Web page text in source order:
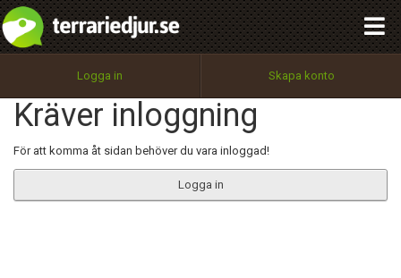
Logga in Skapa konto
Kräver inloggning
För att komma åt sidan behöver du vara inloggad!
Logga in
Utför
100%
OK
integritetspolicy
Namn:
Epost:
Begär nytt lösenord
Tillbaka till förstasidan